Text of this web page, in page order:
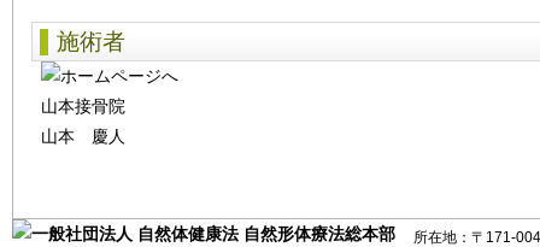
施術者
山本接骨院
山本 慶人
所在地：〒171-